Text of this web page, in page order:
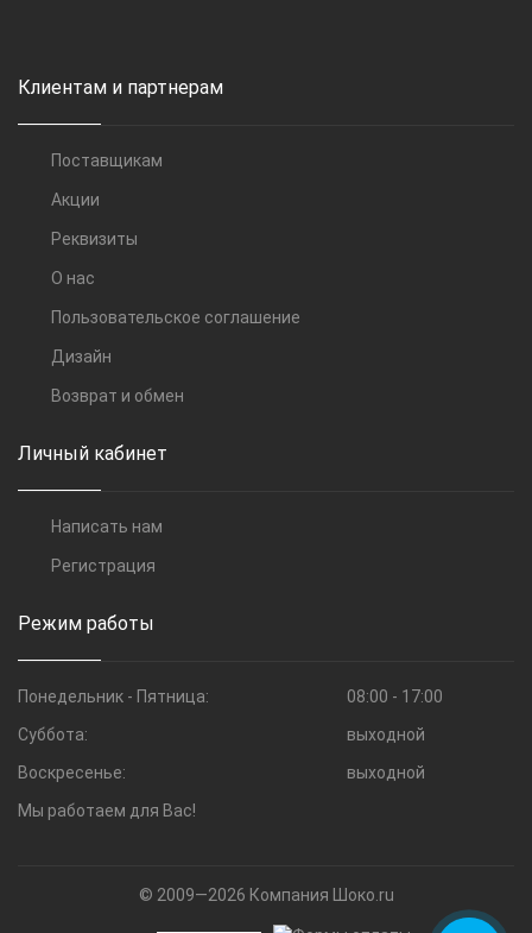
Клиентам и партнерам
Поставщикам
Акции
Реквизиты
О нас
Пользовательское соглашение
Дизайн
Возврат и обмен
Личный кабинет
Написать нам
Регистрация
Режим работы
Понедельник - Пятница:
08:00 - 17:00
Суббота:
выходной
Воскресенье:
выходной
Мы работаем для Вас!
© 2009—2026 Компания Шоко.ru